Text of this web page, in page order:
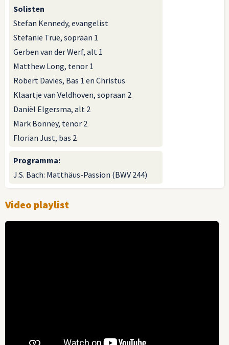
Solisten
Stefan Kennedy, evangelist
Stefanie True, sopraan 1
Gerben van der Werf, alt 1
Matthew Long, tenor 1
Robert Davies, Bas 1 en Christus
Klaartje van Veldhoven, sopraan 2
Daniël Elgersma, alt 2
Mark Bonney, tenor 2
Florian Just, bas 2
Programma:
J.S. Bach: Matthäus-Passion (BWV 244)
Video playlist